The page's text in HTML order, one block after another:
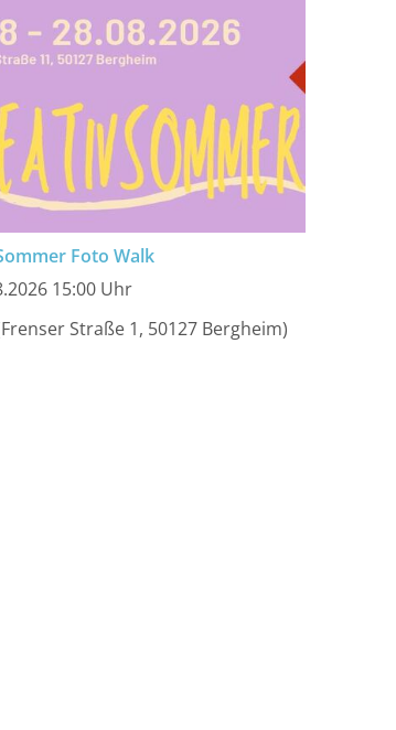
Foto Walk
15:00 Uhr
Straße 1, 50127 Bergheim)